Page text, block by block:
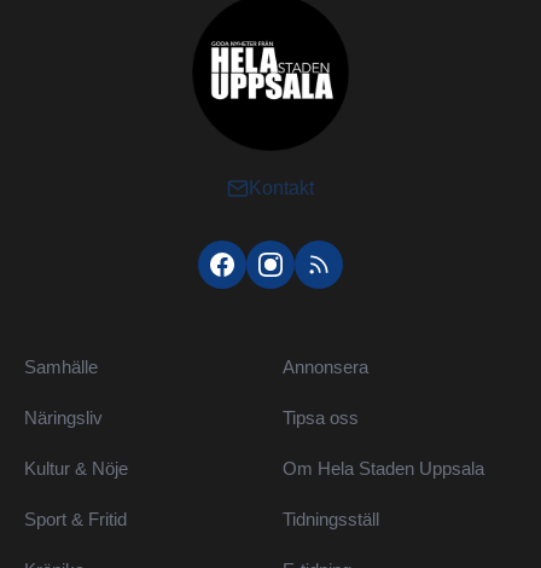
Kontakt
Samhälle
Näringsliv
Kultur & Nöje
Sport & Fritid
Annonsera
Tipsa oss
Om Hela Staden Uppsala
Tidningsställ